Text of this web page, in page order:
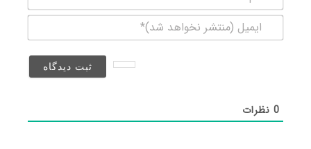
(منتشر
0نظرات